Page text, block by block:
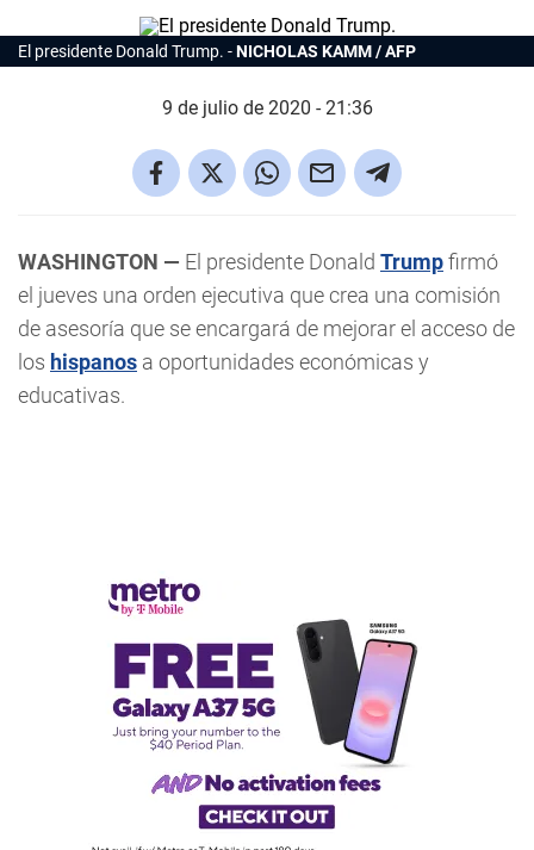
El presidente Donald Trump. NICHOLAS KAMM / AFP
9 de julio de 2020 - 21:36
WASHINGTON — El presidente Donald Trumpfirmó
el jueves una orden ejecutiva que crea una comisión
de asesoría que se encargará de mejorar el acceso de
los hispanos a oportunidades económicas y
educativas.